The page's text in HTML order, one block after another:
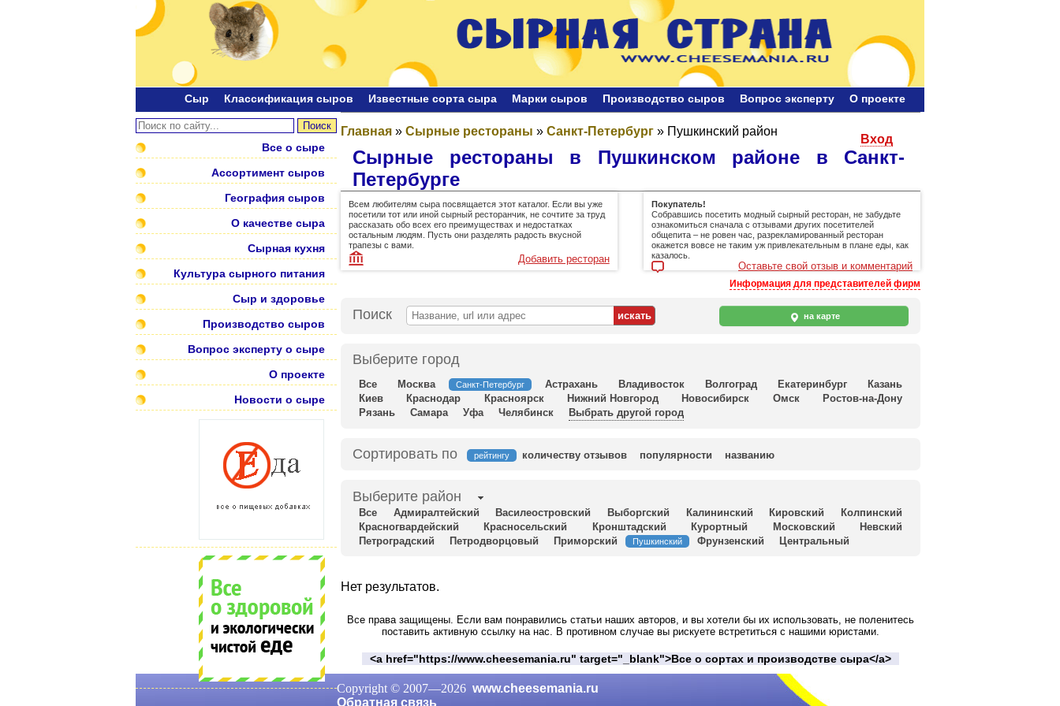
Сыр Классификация сыров Известные сорта сыра Марки сыров Производство сыров Bопрос эксперту О проекте
Все о сыре
Ассортимент сыров
География сыров
О качестве сыра
Сырная кухня
Культура сырного питания
Сыр и здоровье
Производство сыров
Вопрос эксперту о сыре
О проекте
Новости о сыре
Главная » Сырные рестораны » Санкт-Петербург » Пушкинский район
Вход
Сырные рестораны в Пушкинском районе в Санкт-
Петербурге
Всем любителям сыра посвящается этот каталог. Если вы уже
посетили тот или иной сырный ресторанчик, не сочтите за труд
рассказать обо всех его преимуществах и недостатках
остальным людям. Пусть они разделять радость вкусной
трапезы с вами.
Добавить ресторан
Покупатель!
Собравшись посетить модный сырный ресторан, не забудьте
ознакомиться сначала с отзывами других посетителей
общепита – не ровен час, разрекламированный ресторан
окажется вовсе не таким уж привлекательным в плане еды, как
казалось.
Оставьте свой отзыв и комментарий
Информация для представителей фирм
Поиск на карте
Выберите город
Все Москва Санкт-Петербург Астрахань Владивосток Волгоград Екатеринбург
Казань
Киев
Краснодар Красноярск Нижний Новгород Новосибирск Омск
Ростов-на-Дону
Рязань
Самара Уфа Челябинск Выбрать другой город
Сортировать по рейтингу количеству отзывов популярности названию
Выберите район
Все Адмиралтейский Василеостровский Выборгский Калининский Кировский
Колпинский
Красногвардейский
Красносельский Кронштадский Курортный Московский
Невский
Петроградский
Петродворцовый Приморский Пушкинский Фрунзенский Центральный
Нет результатов.
Все права защищены. Если вам понравились статьи наших авторов, и вы хотели бы их использовать, не поленитесь
поставить активную ссылку на нас. В противном случае вы рискуете встретиться с нашими юристами.
<a href="https://www.cheesemania.ru" target="_blank">Все о сортах и производстве сыра</a>
Copyright © 2007—2026 www.cheesemania.ru
Обратная связь